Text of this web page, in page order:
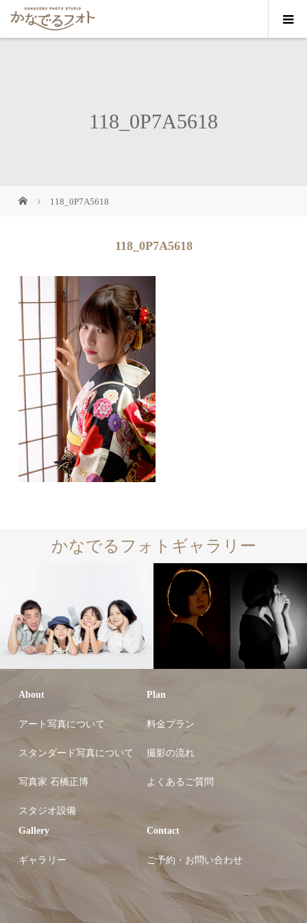
118_0P7A5618
118_0P7A5618
118_0P7A5618
かなでるフォトギャラリー
About
アート写真について
スタンダード写真について
写真家 石橋正博
スタジオ設備
Plan
料金プラン
撮影の流れ
よくあるご質問
Gallery
ギャラリー
Contact
ご予約・お問い合わせ